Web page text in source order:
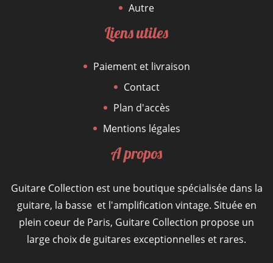
Autre
Liens utiles
Paiement et livraison
Contact
Plan d'accès
Mentions légales
A propos
Guitare Collection est une boutique spécialisée dans la
guitare, la basse et l'amplification vintage. Située en
plein coeur de Paris, Guitare Collection propose un
large choix de guitares exceptionnelles et rares.